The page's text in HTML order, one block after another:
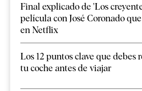
Final explicado de 'Los
película con José Coronado
en Netflix
Los 12 puntos clave que debes
tu coche antes de viajar